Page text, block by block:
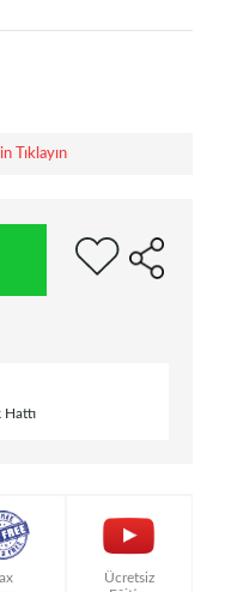
Tıklayın
Hattı
Ücretsiz